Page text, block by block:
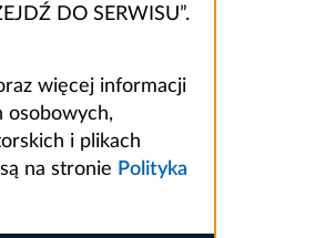
DO SERWISU”.
więcej informacji
osobowych,
i plikach
na stronie Polityka